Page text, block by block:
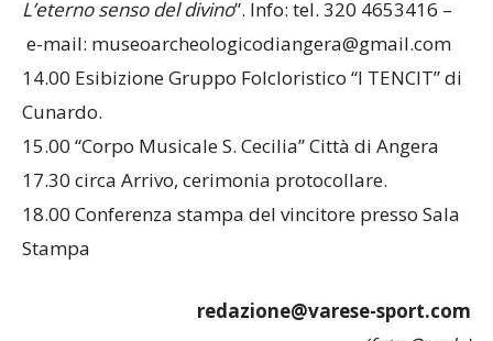
d’arte contemporanea “La presenza nascosta.
L’eterno senso del divino”. Info: tel. 320 4653416 –
e-mail: museoarcheologicodiangera@gmail.com
14.00 Esibizione Gruppo Folcloristico “I TENCIT” di
Cunardo.
15.00 “Corpo Musicale S. Cecilia” Città di Angera
17.30 circa Arrivo, cerimonia protocollare.
18.00 Conferenza stampa del vincitore presso Sala